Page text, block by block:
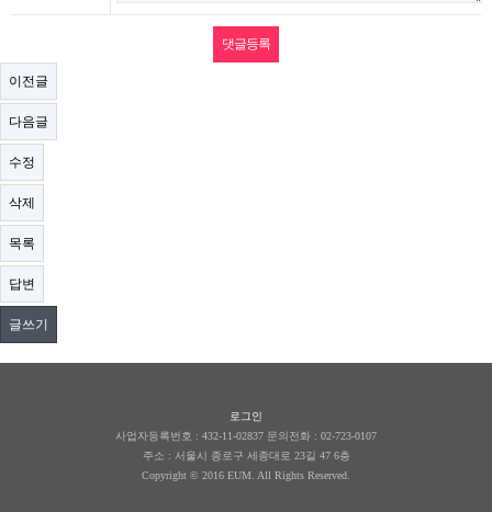
이전글
다음글
수정
삭제
목록
답변
글쓰기
로그인
사업자등록번호 : 432-11-02837 문의전화 : 02-723-0107
주소 : 서울시 종로구 세종대로 23길 47 6층
Copyright © 2016 EUM. All Rights Reserved.